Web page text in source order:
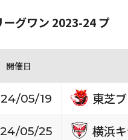
グワン 2023-24 プ
開催日
05/19
東芝
05/25 横浜